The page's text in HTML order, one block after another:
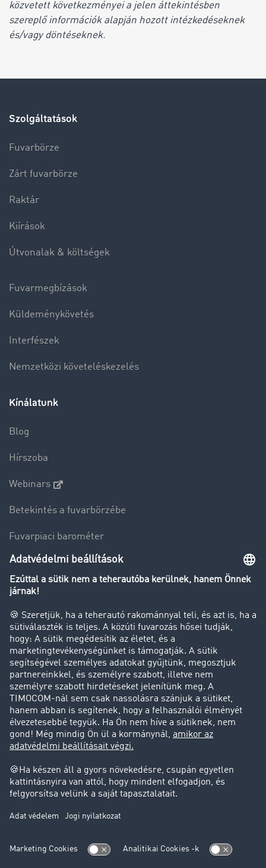
közvetett következményei a jelen áttekintésben
szereplő információk alapján hozott intézkedéseknek
és/vagy döntéseknek.
Szolgáltatások
Fuvarbörze
Zárt fuvarbörze
Raktár
Kiírások
Útvonalak & költségek
Fuvarmegbízások
Küldeménykövetés
Interfészek
Nemzetközi követeléskezelés
Kínálatunk
Blog
Hírszoba
Webinars
Betekintés a fuvarbörzébe
Fuvarpiaci barométer
Transzportlexikon
Tehergépkocsi-forgalomkorlátozás
Cég
Sikertörténetek
Ügyfél hoz ügyfelet
Jogi információk
Impresszum
Adatvédelem
süti-beállítások
Támogatás